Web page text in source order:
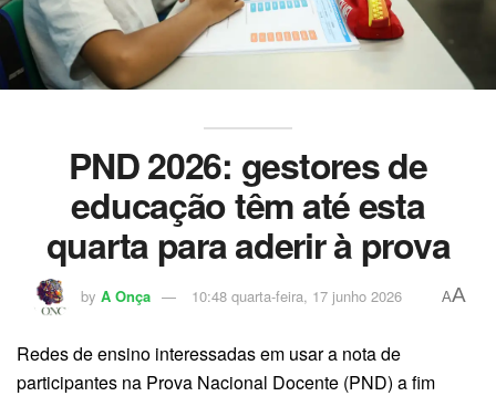
PND 2026: gestores de
educação têm até esta
quarta para aderir à prova
by A Onça 10:48 quarta-feira, 17 junho 2026 AA
Redes de ensino interessadas em usar a nota de
participantes na Prova Nacional Docente (PND) a fim